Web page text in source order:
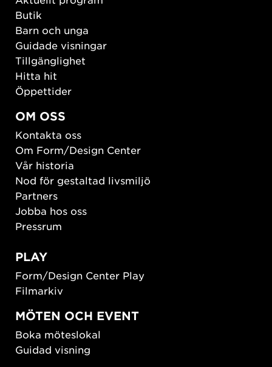
Butik
Barn och unga
Guidade visningar
Tillgänglighet
Hitta hit
Öppettider
OM OSS
Kontakta oss
Om Form/Design Center
Vår historia
Nod för gestaltad livsmiljö
Partners
Jobba hos oss
Pressrum
PLAY
Form/Design Center Play
Filmarkiv
MÖTEN OCH EVENT
Boka möteslokal
Guidad visning